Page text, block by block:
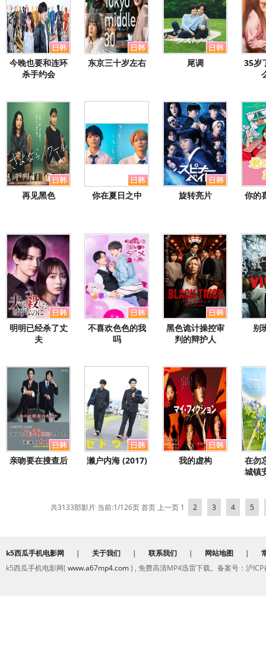
今晚也要和连环
杀手约会
东京三十岁左右 尾调
35岁
再见黑色 你在夏日之中 旋转亮片 你的
明明已经杀了丈
夫
不喜欢色色的我
吗
黑色诡计操控审
判的辩护人
别
亲吻要在搜查后 濑户内海 (2017) 我的虚构
在勿
城镇
共3133部影片 当前:1/126页首页 上一页 1 2 3 4 5
k5西瓜手机电影网 | 关于我们 | 联系我们 | 网站地图 |
k5西瓜手机电影网( www.a67mp4.com) , 免费高清MP4迅雷下载。备案号：沪